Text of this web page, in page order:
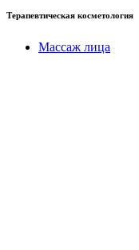
Терапевтическая косметология
Массаж лица